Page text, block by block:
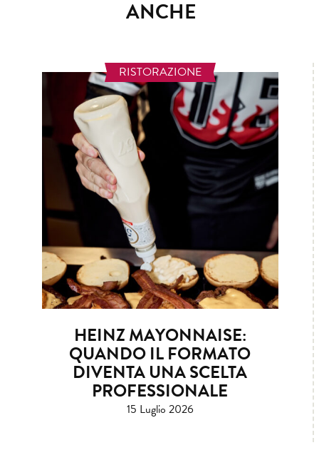
ANCHE
RISTORAZIONE
HEINZ MAYONNAISE:
QUANDO IL FORMATO
DIVENTA UNA SCELTA
PROFESSIONALE
15 Luglio 2026